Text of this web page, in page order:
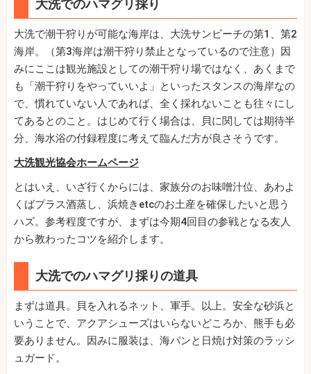
大洗でのハマグリ採り
大洗で潮干狩りが可能な海岸は、大洗サンビーチの第1、第2
海岸。（第3海岸は潮干狩り禁止となっているので注意）因
みにここは観光施設としての潮干狩り場ではなく、あくまで
も「潮干狩りをやっていいよ」といったスタンスの海岸なの
で、慣れていない人であれば、全く採れないことも往々にし
てあるとのこと。はじめて行く場合は、貝に関しては期待半
分、海水浴の付録程度に考えて臨んだ方が良さそうです。
大洗観光協会ホームページ
とはいえ、いざ行くからには、家族分のお味噌汁位、あわよ
くばプラス酒蒸し、浜焼きetcのお土産を確保したいと思う
ハズ。参考程度ですが、まずは今期4回目の参戦となる友人
から教わったコツを紹介します。
大洗でのハマグリ採りの道具
まずは道具。貝を入れるネット、軍手。以上。安全な砂浜と
いうことで、アクアシューズはいらないどころか、熊手も必
要ありません。因みに服装は、海パンと日焼け対策のラッシ
ュガード。